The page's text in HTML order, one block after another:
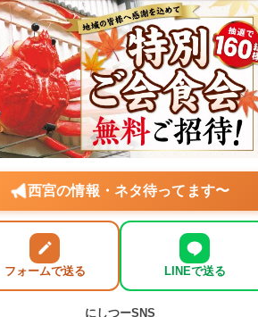
西宮の情報・ネタ待ってます〜
フォームで送る LINEで送る
にしつーSNS